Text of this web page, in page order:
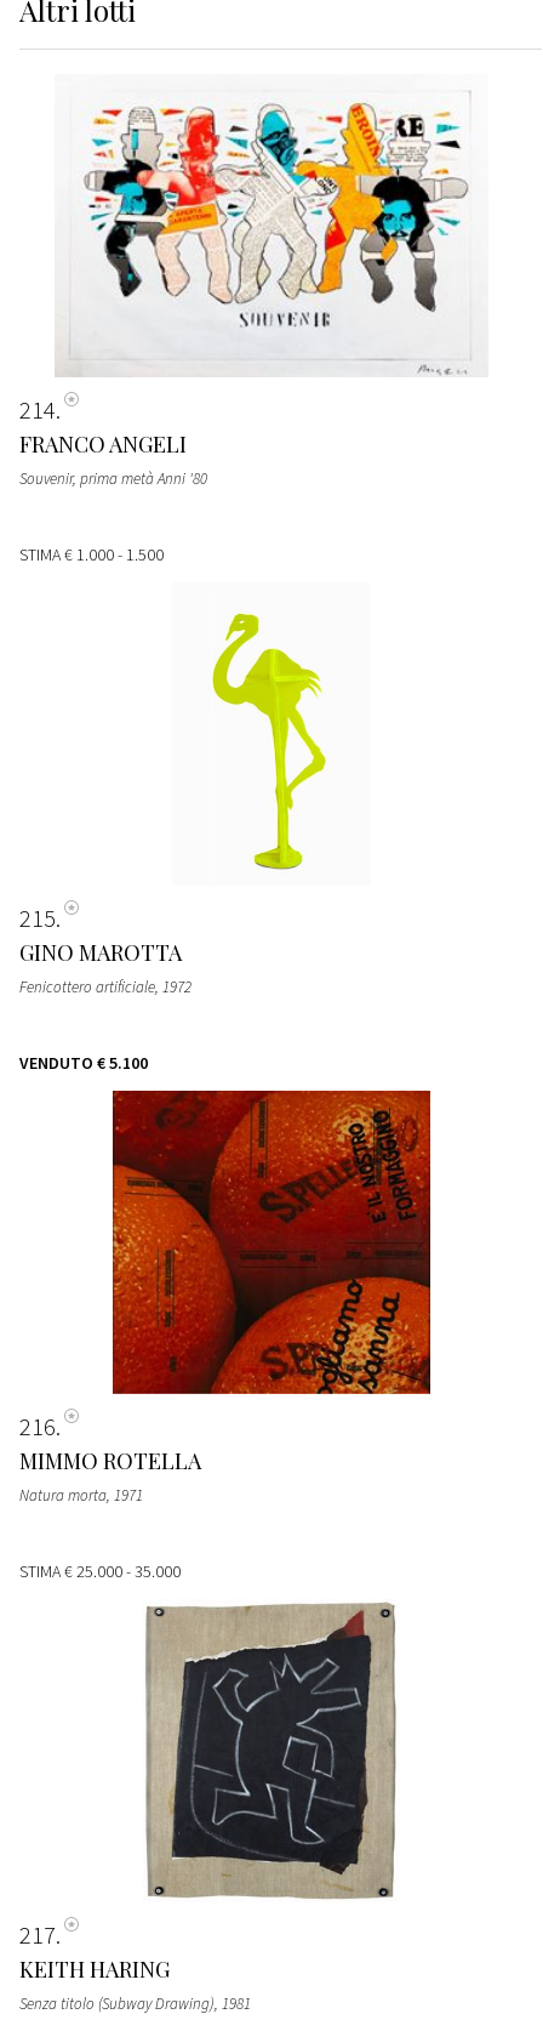
Altri lotti
214
FRANCO ANGELI
Souvenir, prima metà Anni '80
STIMA€ 1.000 - 1.500
215
GINO MAROTTA
Fenicottero artificiale, 1972
VENDUTO € 5.100
216
MIMMO ROTELLA
Natura morta, 1971
STIMA€ 25.000 - 35.000
217
KEITH HARING
Senza titolo (Subway Drawing), 1981